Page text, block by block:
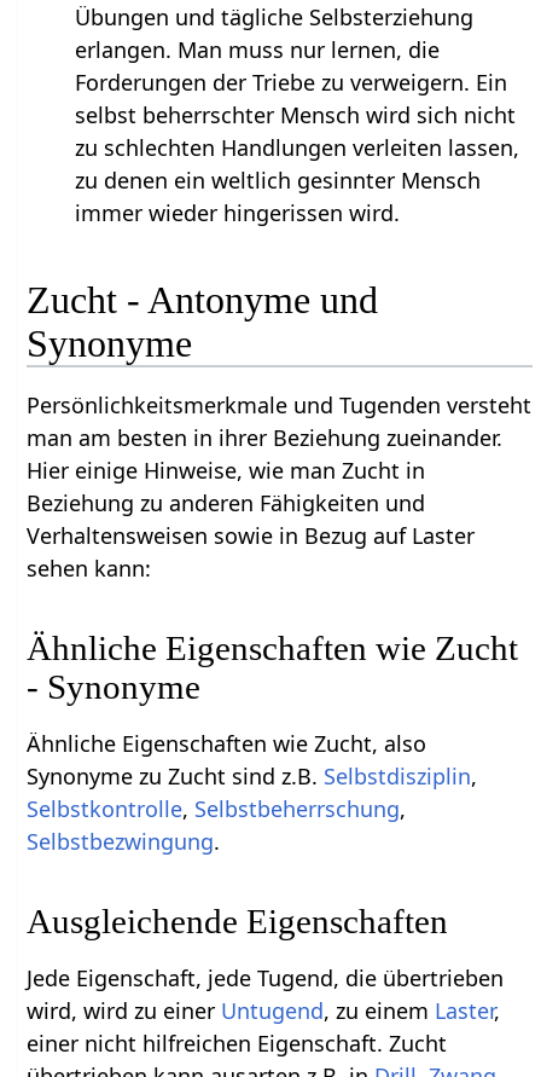
Übungen und tägliche Selbsterziehung
erlangen. Man muss nur lernen, die
Forderungen der Triebe zu verweigern. Ein
selbst beherrschter Mensch wird sich nicht
zu schlechten Handlungen verleiten lassen,
zu denen ein weltlich gesinnter Mensch
immer wieder hingerissen wird.
Zucht - Antonyme und
Synonyme
Persönlichkeitsmerkmale und Tugenden versteht
man am besten in ihrer Beziehung zueinander.
Hier einige Hinweise, wie man Zucht in
Beziehung zu anderen Fähigkeiten und
Verhaltensweisen sowie in Bezug auf Laster
sehen kann:
Ähnliche Eigenschaften wie Zucht
- Synonyme
Ähnliche Eigenschaften wie Zucht, also
Synonyme zu Zucht sind z.B. Selbstdisziplin,
Selbstkontrolle, Selbstbeherrschung,
Selbstbezwingung.
Ausgleichende Eigenschaften
Jede Eigenschaft, jede Tugend, die übertrieben
wird, wird zu einer Untugend, zu einem Laster,
einer nicht hilfreichen Eigenschaft. Zucht